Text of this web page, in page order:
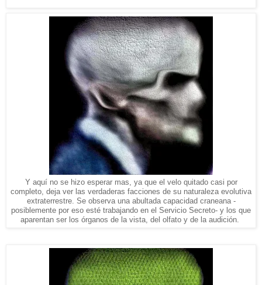
Y aquí no se hizo esperar mas, ya que el velo quitado casi por
completo, deja ver las verdaderas facciones de su naturaleza evolutiva
extraterrestre. Se observa una abultada capacidad craneana -
posiblemente por eso esté trabajando en el Servicio Secreto- y los que
aparentan ser los órganos de la vista, del olfato y de la audición.